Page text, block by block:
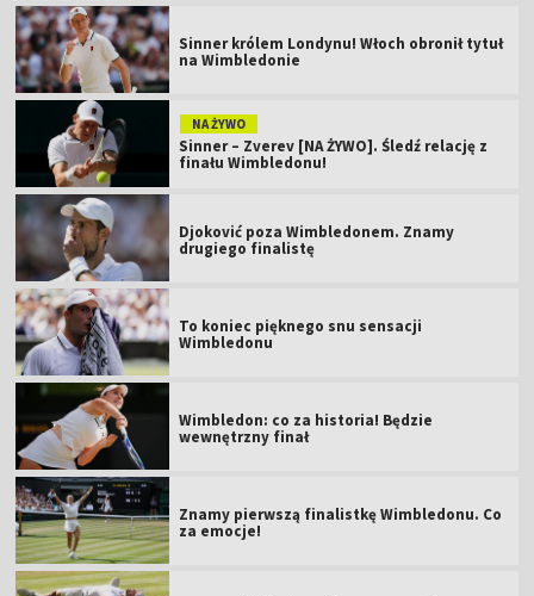
Sinner królem Londynu! Włoch obronił tytuł
na Wimbledonie
NA ŻYWO
Sinner – Zverev [NA ŻYWO]. Śledź relację z
finału Wimbledonu!
Djoković poza Wimbledonem. Znamy
drugiego finalistę
To koniec pięknego snu sensacji
Wimbledonu
Wimbledon: co za historia! Będzie
wewnętrzny finał
Znamy pierwszą finalistkę Wimbledonu. Co
za emocje!